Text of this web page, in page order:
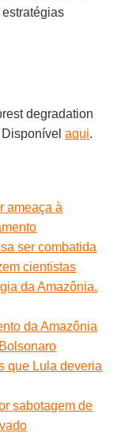
estratégias
degradation
Disponívelaqui.
ameaça à
ser combatida
cientistas
da Amazônia.
da Amazônia
que Lula deveria
sabotagem de